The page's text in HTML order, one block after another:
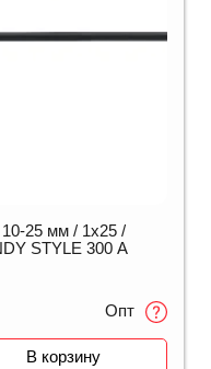
25 мм / 1х25 /
STYLE 300 A
Опт
В корзину